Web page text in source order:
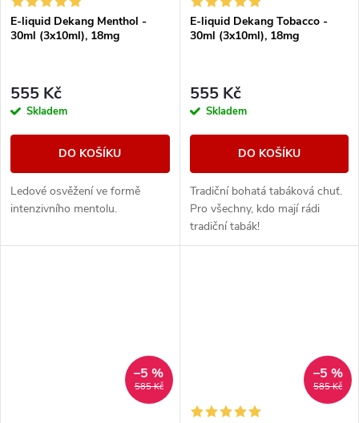
E-liquid Dekang Menthol -
30ml (3x10ml), 18mg
555 Kč
Skladem
DO KOŠÍKU
Ledové osvěžení ve formě
intenzivního mentolu.
E-liquid Dekang Tobacco -
30ml (3x10ml), 18mg
555 Kč
Skladem
DO KOŠÍKU
Tradiční bohatá tabáková chuť.
Pro všechny, kdo mají rádi
tradiční tabák!
585 Kč
–5 %
585 Kč
–5 %